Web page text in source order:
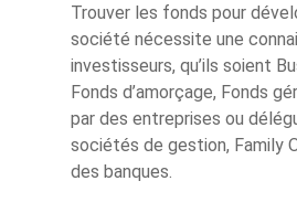
Trouver les fonds pour
société nécessite une
investisseurs, qu’ils soient
Fonds d’amorçage, Fonds
par des entreprises ou
sociétés de gestion, Family
des banques.